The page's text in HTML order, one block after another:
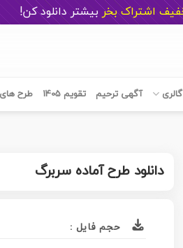
بیشتر دانلود کن!
گالری آگهی ترحیم تقویم 1405 طرح های
دانلود طرح آماده سربرگ
حجم فایل :